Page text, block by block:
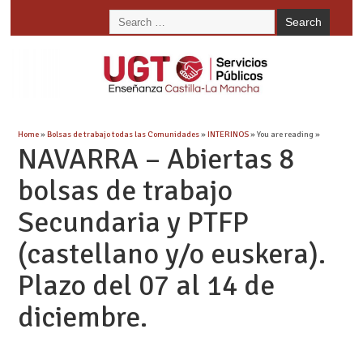
Home»Bolsas de trabajo todas las Comunidades»INTERINOS» You are reading »
NAVARRA – Abiertas 8
bolsas de trabajo
Secundaria y PTFP
(castellano y/o euskera).
Plazo del 07 al 14 de
diciembre.